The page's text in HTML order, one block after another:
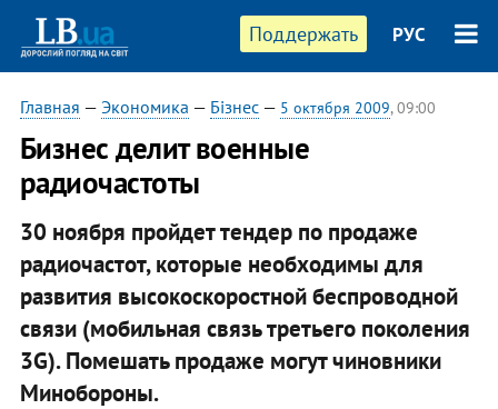
Поддержать РУС
Главная — Экономика — Бізнес— 5 октября 2009, 09:00
Бизнес делит военные
радиочастоты
30 ноября пройдет тендер по продаже
радиочастот, которые необходимы для
развития высокоскоростной беспроводной
связи (мобильная связь третьего поколения
3G). Помешать продаже могут чиновники
Минобороны.